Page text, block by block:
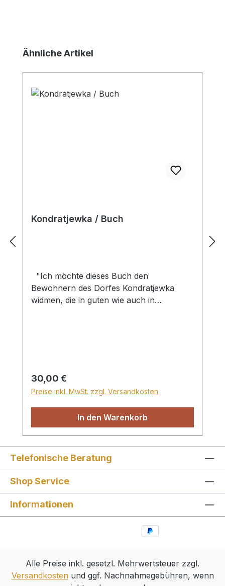
Produktgalerie überspringen
Ähnliche Artikel
Kondratjewka / Buch
"Ich möchte dieses Buch den
Bewohnern des Dorfes Kondratjewka
widmen, die in guten wie auch in
Buch dazu beiträgt, unserer jungen
Generation die Geschichte ihrer Vorfahren
wichtig und verständlich zu machen und
dass sie nicht in Vergessenheit gerät."
aufgestellt von Viktor Petkau.
Regulärer Preis:
30,00 €
Preise inkl. MwSt. zzgl. Versandkosten
In den Warenkorb
Telefonische Beratung
Shop Service
Informationen
Alle Preise inkl. gesetzl. Mehrwertsteuer zzgl.
Versandkostenund ggf. Nachnahmegebühren, wenn